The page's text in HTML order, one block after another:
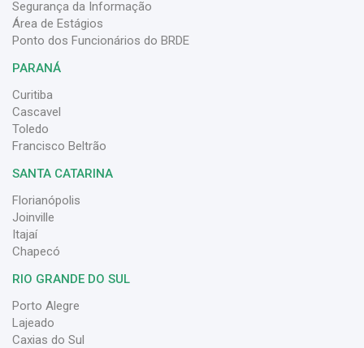
Segurança da Informação
Área de Estágios
Ponto dos Funcionários do BRDE
PARANÁ
Curitiba
Cascavel
Toledo
Francisco Beltrão
SANTA CATARINA
Florianópolis
Joinville
Itajaí
Chapecó
RIO GRANDE DO SUL
Porto Alegre
Lajeado
Caxias do Sul